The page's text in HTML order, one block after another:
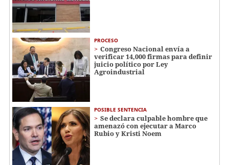
PROCESO
Congreso Nacional envía a
verificar 14,000 firmas para definir
juicio político por Ley
Agroindustrial
POSIBLE SENTENCIA
Se declara culpable hombre que
amenazó con ejecutar a Marco
Rubio y Kristi Noem